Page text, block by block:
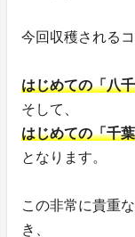
今回収穫されるコ
はじめての「八
そして、
はじめての「千
となります。
この非常に貴重
き、